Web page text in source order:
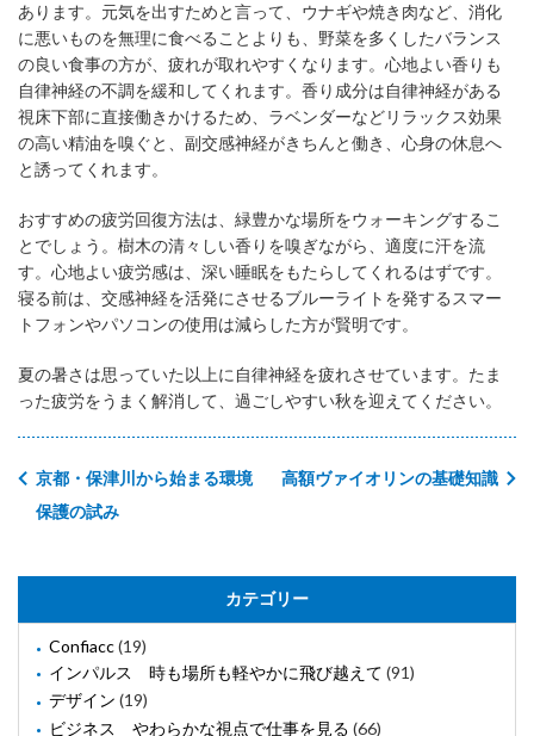
あります。元気を出すためと言って、ウナギや焼き肉など、消化
に悪いものを無理に食べることよりも、野菜を多くしたバランス
の良い食事の方が、疲れが取れやすくなります。心地よい香りも
自律神経の不調を緩和してくれます。香り成分は自律神経がある
視床下部に直接働きかけるため、ラベンダーなどリラックス効果
の高い精油を嗅ぐと、副交感神経がきちんと働き、心身の休息へ
と誘ってくれます。
おすすめの疲労回復方法は、緑豊かな場所をウォーキングするこ
とでしょう。樹木の清々しい香りを嗅ぎながら、適度に汗を流
す。心地よい疲労感は、深い睡眠をもたらしてくれるはずです。
寝る前は、交感神経を活発にさせるブルーライトを発するスマー
トフォンやパソコンの使用は減らした方が賢明です。
夏の暑さは思っていた以上に自律神経を疲れさせています。たま
った疲労をうまく解消して、過ごしやすい秋を迎えてください。
高額ヴァイオリンの基礎知識
京都・保津川から始まる環境
保護の試み
カテゴリー
Confiacc(19)
インパルス 時も場所も軽やかに飛び越えて (91)
デザイン (19)
ビジネス やわらかな視点で仕事を見る (66)